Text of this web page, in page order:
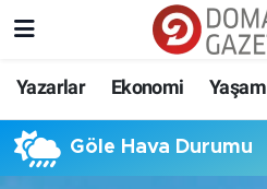
Yazarlar Ekonomi Yaşam
Göle Hava Durumu